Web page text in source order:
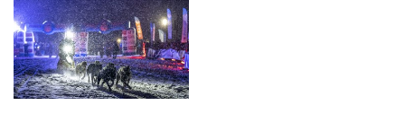
percorreranno quasi400 km e 12.000 m di
dislivello cumulativo, negli splendidi paesaggi
della regione dell'Alvernia-Rodano. .
Più di50.000 spettatori
un'esperienza unica, che dura 13 giorni (dal 10 al